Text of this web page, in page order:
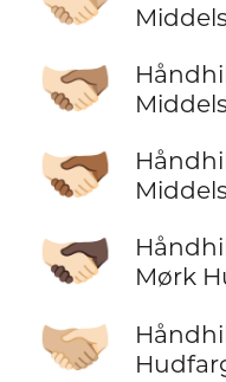
🫱🏻‍🫲🏽
🫱🏻‍🫲🏾
🫱🏻‍🫲🏿
Mørk
🫱🏼‍🫲🏻